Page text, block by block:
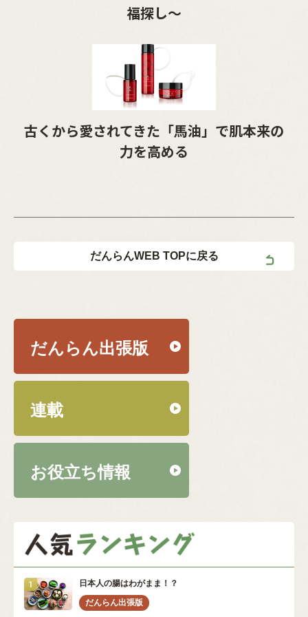
福探し～
古くから愛されてきた「馬油」で肌本来の
力を高める
だんらんWEB TOPに戻る
だんらん出張版
連載
お役立ち情報
日本人の腸はわがまま！？